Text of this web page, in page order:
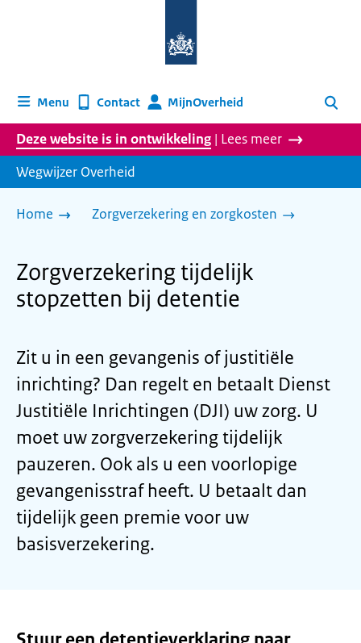
homepage
Menu Contact MijnOverheid Zoeken
Deze website is in ontwikkeling | Lees meer
Wegwijzer Overheid
Home Zorgverzekering en zorgkosten
Zorgverzekering tijdelijk
stopzetten bij detentie
Zit u in een gevangenis of justitiële
inrichting? Dan regelt en betaalt Dienst
Justitiële Inrichtingen (DJI) uw zorg. U
moet uw zorgverzekering tijdelijk
pauzeren. Ook als u een voorlopige
gevangenisstraf heeft. U betaalt dan
tijdelijk geen premie voor uw
basisverzekering.